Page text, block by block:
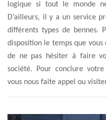
logique si tout le monde
D’ailleurs, il y a un service
différents types de bennes.
disposition le temps que vous
de ne pas hésiter à faire
société. Pour conclure
vous nous faite appel ou